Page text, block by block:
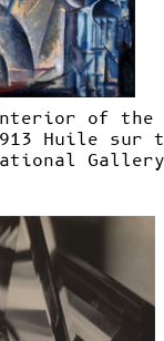
Interior of the
Huile sur
National